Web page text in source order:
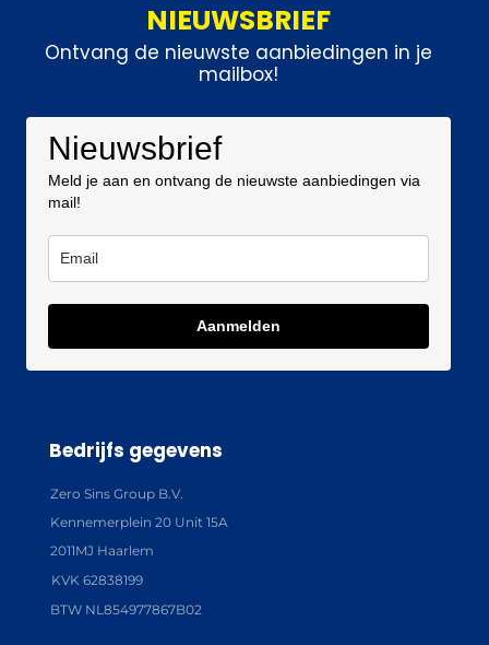
NIEUWSBRIEF
Ontvang de nieuwste aanbiedingen in je
mailbox!
Nieuwsbrief
Meld je aan en ontvang de nieuwste aanbiedingen via
mail!
Aanmelden
Bedrijfs gegevens
Zero Sins Group B.V.
Kennemerplein 20 Unit 15A
2011MJ Haarlem
KVK 62838199
BTW NL854977867B02